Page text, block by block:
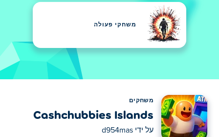
משחקי פעולה
משחקים
Cashchubbies Islands
על ידי d954mas